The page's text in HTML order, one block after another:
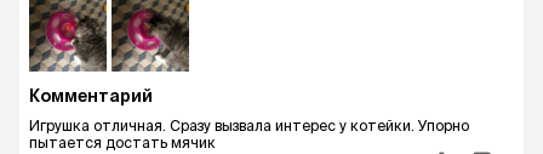
Комментарий
Игрушка отличная. Сразу вызвала интерес у котейки. Упорно
пытается достать мячик